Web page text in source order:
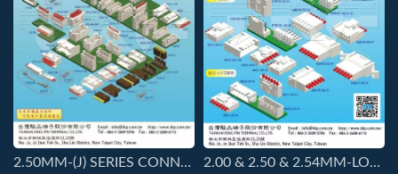
2.50MM-(J) SERIES CONNECTORS 2.00 & 2.50 & 2.54MM-LOCK CONNECTOR